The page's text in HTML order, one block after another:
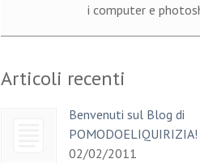
i computer e
Articoli recenti
Benvenuti sul Blog di
POMODOELIQUIRIZIA!
02/02/2011